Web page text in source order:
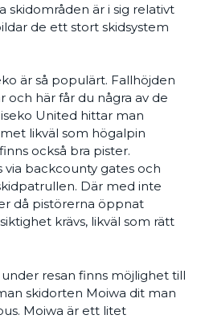
skidområden är i sig relativt
de ett stort skidsystem
är så populärt. Fallhöjden
här får du några av de
United hittar man
likväl som högalpin
också bra pister.
backcounty gates och
Där med inte
då pistörerna öppnat
krävs, likväl som rätt
resan finns möjlighet till
skidorten Moiwa dit man
Moiwa är ett litet